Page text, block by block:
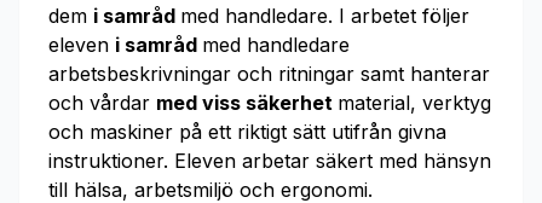
dem i samråd med handledare. I arbetet följer
eleven i samråd med handledare
arbetsbeskrivningar och ritningar samt hanterar
och vårdar med viss säkerhet material, verktyg
och maskiner på ett riktigt sätt utifrån givna
instruktioner. Eleven arbetar säkert med hänsyn
till hälsa, arbetsmiljö och ergonomi.